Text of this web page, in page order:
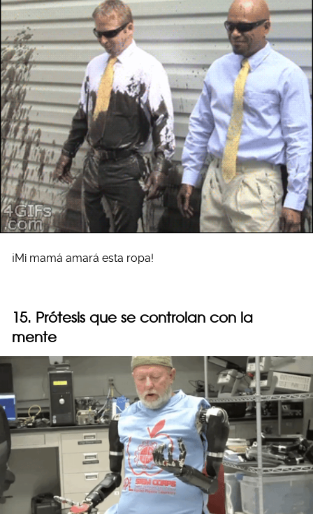
¡Mi mamá amará esta ropa!
15. Prótesis que se controlan con la
mente